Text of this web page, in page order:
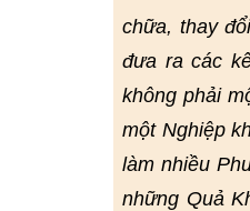
chữa, thay
đưa ra các
không phải
một Nghiệp
làm nhiều
những Quả